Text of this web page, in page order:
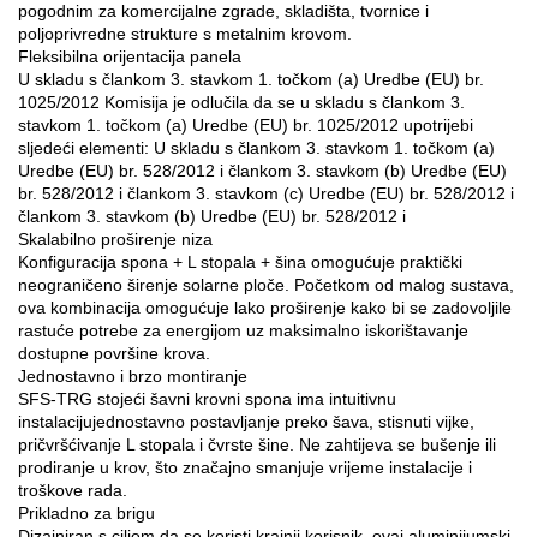
pogodnim za komercijalne zgrade, skladišta, tvornice i
poljoprivredne strukture s metalnim krovom.
Fleksibilna orijentacija panela
U skladu s člankom 3. stavkom 1. točkom (a) Uredbe (EU) br.
1025/2012 Komisija je odlučila da se u skladu s člankom 3.
stavkom 1. točkom (a) Uredbe (EU) br. 1025/2012 upotrijebi
sljedeći elementi: U skladu s člankom 3. stavkom 1. točkom (a)
Uredbe (EU) br. 528/2012 i člankom 3. stavkom (b) Uredbe (EU)
br. 528/2012 i člankom 3. stavkom (c) Uredbe (EU) br. 528/2012 i
člankom 3. stavkom (b) Uredbe (EU) br. 528/2012 i
Skalabilno proširenje niza
Konfiguracija spona + L stopala + šina omogućuje praktički
neograničeno širenje solarne ploče. Početkom od malog sustava,
ova kombinacija omogućuje lako proširenje kako bi se zadovoljile
rastuće potrebe za energijom uz maksimalno iskorištavanje
dostupne površine krova.
Jednostavno i brzo montiranje
SFS-TRG stojeći šavni krovni spona ima intuitivnu
instalacijujednostavno postavljanje preko šava, stisnuti vijke,
pričvršćivanje L stopala i čvrste šine. Ne zahtijeva se bušenje ili
prodiranje u krov, što značajno smanjuje vrijeme instalacije i
troškove rada.
Prikladno za brigu